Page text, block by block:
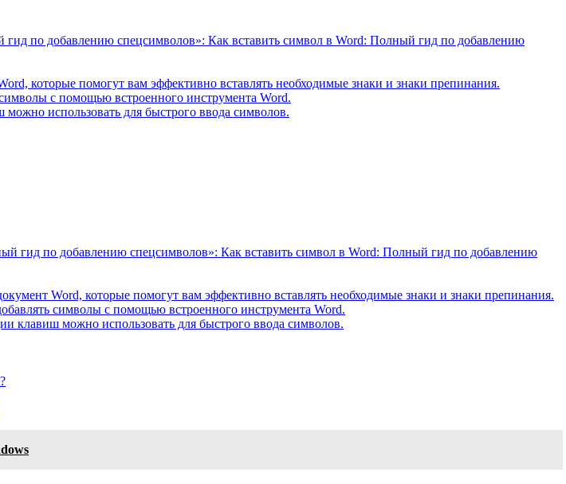
по добавлению спецсимволов»: Как вставить символ в Word: Полный гид по добавлению
которые помогут вам эффективно вставлять необходимые знаки и знаки препинания.
с помощью встроенного инструмента Word.
использовать для быстрого ввода символов.
гид по добавлению спецсимволов»: Как вставить символ в Word: Полный гид по добавлению
Word, которые помогут вам эффективно вставлять необходимые знаки и знаки препинания.
символы с помощью встроенного инструмента Word.
клавиш можно использовать для быстрого ввода символов.